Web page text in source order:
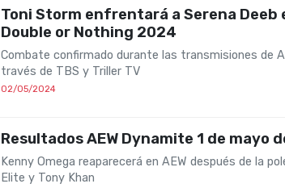
Toni Storm enfrentará a Serena Deeb
Double or Nothing 2024
Combate confirmado durante las transmisiones de
través de TBS y Triller TV
02/05/2024
Resultados AEW Dynamite 1 de mayo
Kenny Omega reaparecerá en AEW después de la
Elite y Tony Khan